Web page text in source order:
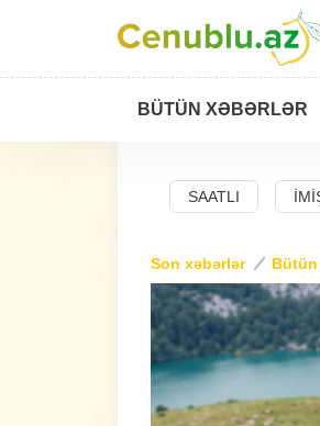
BÜTÜN XƏBƏRLƏR
SAATLI
Son xəbərlər